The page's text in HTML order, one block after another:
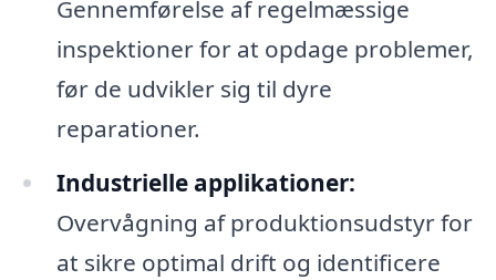
Gennemførelse af regelmæssige
inspektioner for at opdage problemer,
før de udvikler sig til dyre
reparationer.
Industrielle applikationer:
Overvågning af produktionsudstyr for
at sikre optimal drift og identificere